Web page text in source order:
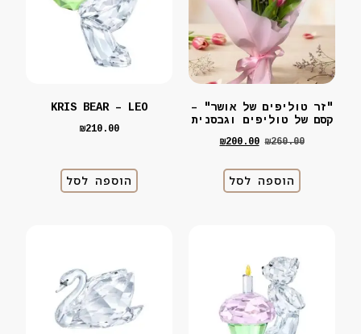
טוליפים של אושר" –
של טוליפים וגבסנית
₪
₪ 200.00
הוספה לסל
KRIS BEAR – LEO
₪
הוספה לסל